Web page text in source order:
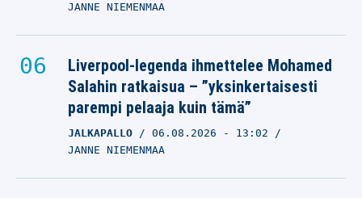
JANNE NIEMENMAA
Liverpool-legenda ihmettelee Mohamed
Salahin ratkaisua – ”yksinkertaisesti
parempi pelaaja kuin tämä”
JALKAPALLO 06.08.2026 - 13:02
JANNE NIEMENMAA